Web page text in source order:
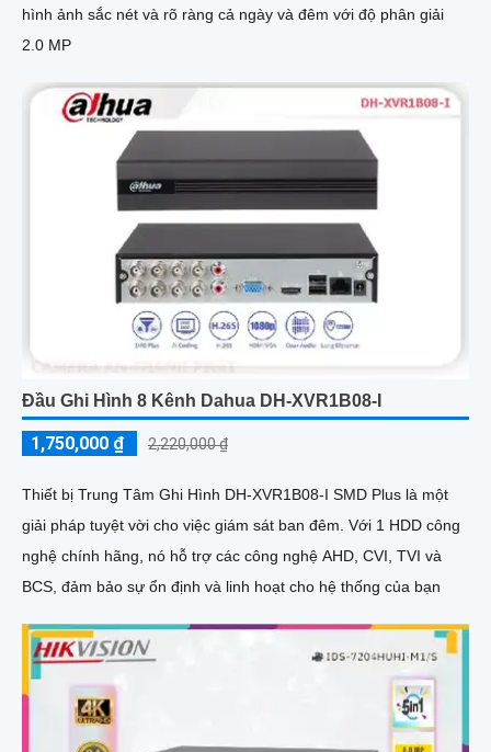
hình ảnh sắc nét và rõ ràng cả ngày và đêm với độ phân giải
2.0 MP
Đầu Ghi Hình 8 Kênh Dahua DH-XVR1B08-I
1,750,000 ₫ 2,220,000 ₫
Thiết bị Trung Tâm Ghi Hình DH-XVR1B08-I SMD Plus là một
giải pháp tuyệt vời cho việc giám sát ban đêm. Với 1 HDD công
nghệ chính hãng, nó hỗ trợ các công nghệ AHD, CVI, TVI và
BCS, đảm bảo sự ổn định và linh hoạt cho hệ thống của bạn